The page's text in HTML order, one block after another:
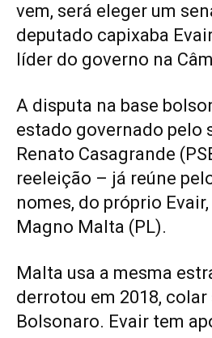
vem, será eleger um
deputado capixaba
líder do governo na
A disputa na base
estado governado pelo
Renato Casagrande
reeleição – já reúne
nomes, do próprio
Magno Malta (PL).
Malta usa a mesma
derrotou em 2018, colar
Bolsonaro. Evair tem